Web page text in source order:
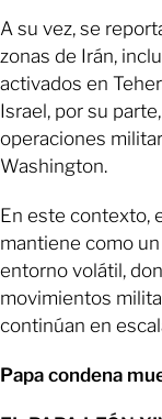
A su vez, se
zonas de Irán,
activados en
Israel, por su
operaciones
Washington.
En este contexto,
mantiene como
entorno volátil,
movimientos
continúan en
Papa condena